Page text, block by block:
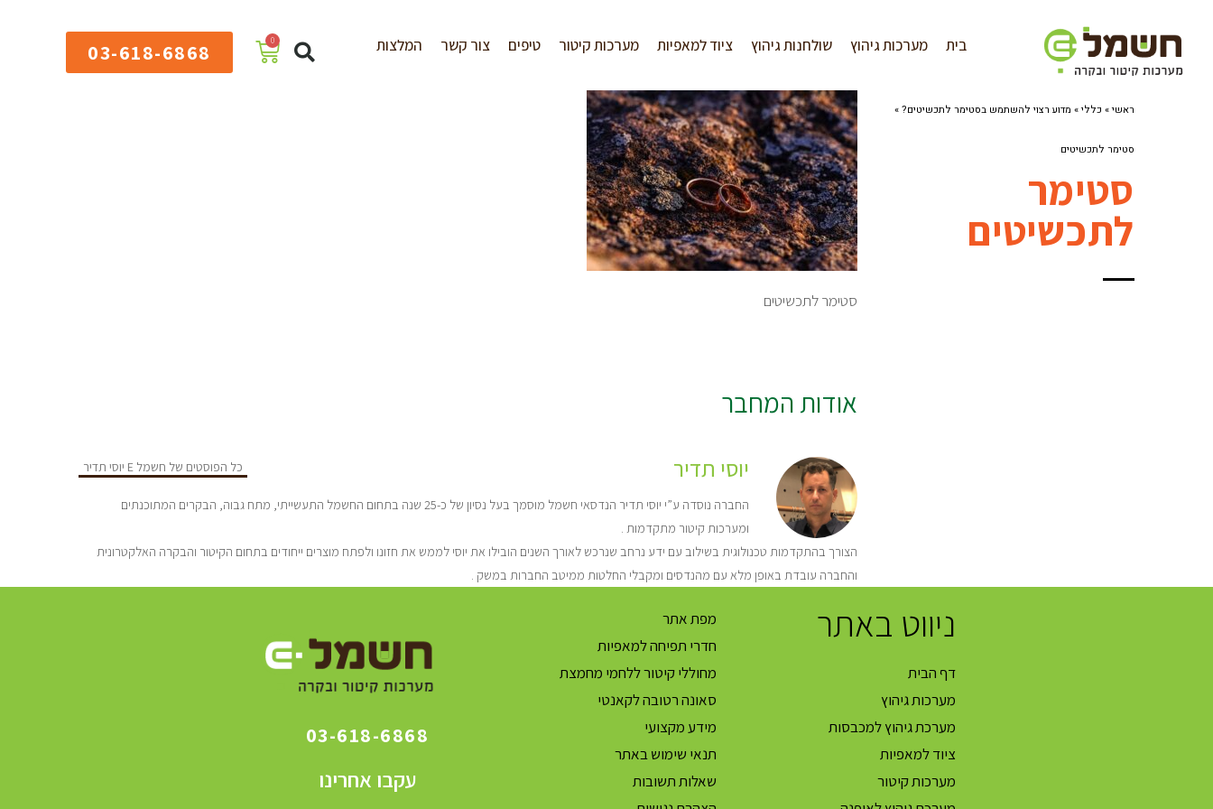
בית
מערכות גיהוץ שולחנות גיהוץ ציוד למאפיות מערכות קיטור טיפים צור קשר המלצות 0
03-618-6868
ראשי» כללי» מדוע רצוי להשתמש בסטימר לתכשיטים?»
סטימר לתכשיטים
סטימר
לתכשיטים
סטימר לתכשיטים
אודות המחבר
יוסי תדיר כל הפוסטים של חשמל E יוסי תדיר
החברה נוסדה ע”י יוסי תדיר הנדסאי חשמל מוסמך בעל נסיון של כ-25 שנה בתחום החשמל התעשייתי, מתח גבוה, הבקרים המתוכנתים
ומערכות קיטור מתקדמות .
הצורך בהתקדמות טכנולוגית בשילוב עם ידע נרחב שנרכש לאורך השנים הובילו את יוסי לממש את חזונו ולפתח מוצרים ייחודים בתחום הקיטור והבקרה האלקטרונית
והחברה עובדת באופן מלא עם מהנדסים ומקבלי החלטות ממיטב החברות במשק .
ניווט באתר
דף הבית
מערכות גיהוץ
מערכת גיהוץ למכבסות
ציוד למאפיות
מערכות קיטור
מפת אתר
חדרי תפיחה למאפיות
מחוללי קיטור ללחמי מחמצת
סאונה רטובה לקאנטי
מידע מקצועי
תנאי שימוש באתר
שאלות תשובות
03-618-6868
עקבו אחרינו